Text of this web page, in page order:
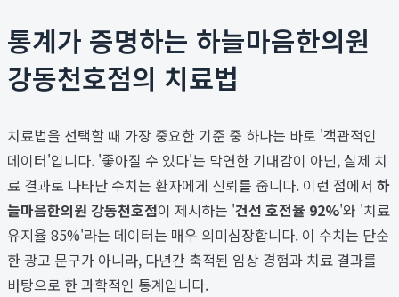
통계가 증명하는 하늘마음한의원
강동천호점의 치료법
치료법을 선택할 때 가장 중요한 기준 중 하나는 바로 '객관적인
데이터'입니다. '좋아질 수 있다'는 막연한 기대감이 아닌, 실제 치
료 결과로 나타난 수치는 환자에게 신뢰를 줍니다. 이런 점에서 하
늘마음한의원 강동천호점이 제시하는 '건선 호전율 92%'와 '치료
유지율 85%'라는 데이터는 매우 의미심장합니다. 이 수치는 단순
한 광고 문구가 아니라, 다년간 축적된 임상 경험과 치료 결과를
바탕으로 한 과학적인 통계입니다.